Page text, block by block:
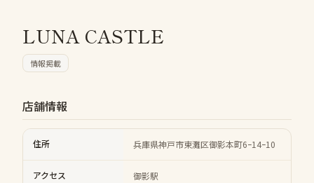
LUNA CASTLE
情報掲載
店舗情報
住所 兵庫県神戸市東灘区御影本町6ｰ14ｰ10
アクセス 御影駅